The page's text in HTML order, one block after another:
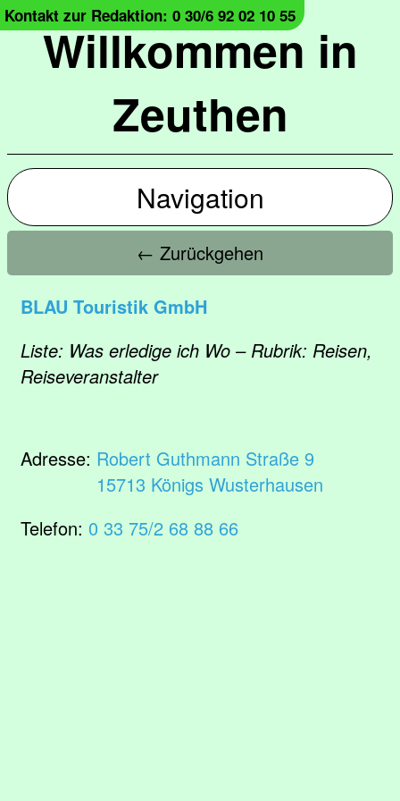
Willkommen in
Zeuthen
Kontakt zur Redaktion: 0 30/6 92 02 10 55
Navigation
← Zurückgehen
BLAU Touristik GmbH
Liste: Was erledige ich Wo – Rubrik: Reisen,
Reiseveranstalter
Adresse: Robert Guthmann Straße 9
15713 Königs Wusterhausen
Telefon: 0 33 75/2 68 88 66